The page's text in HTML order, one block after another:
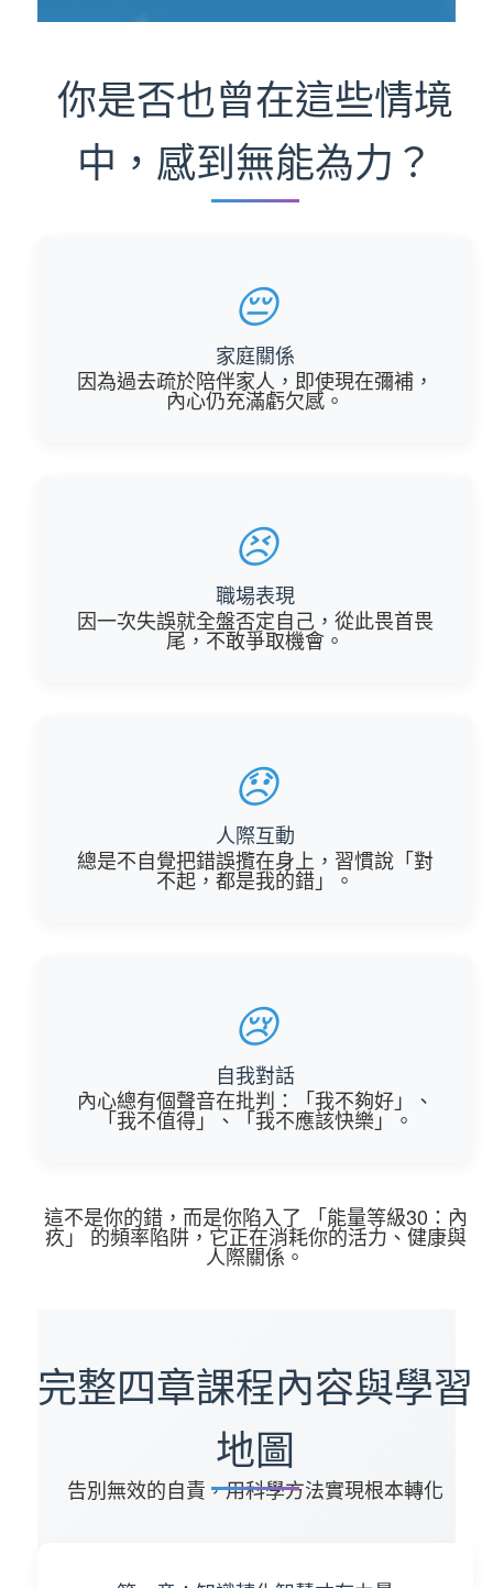
你是否也曾在這些情境
中，感到無能為力？
😔
家庭關係
因為過去疏於陪伴家人，即使現在彌補，
內心仍充滿虧欠感。
😣
職場表現
因一次失誤就全盤否定自己，從此畏首畏
尾，不敢爭取機會。
😞
人際互動
總是不自覺把錯誤攬在身上，習慣說「對
不起，都是我的錯」。
😢
自我對話
內心總有個聲音在批判：「我不夠好」、
「我不值得」、「我不應該快樂」。
這不是你的錯，而是你陷入了 「能量等級30：內
疚」的頻率陷阱，它正在消耗你的活力、健康與
人際關係。
完整四章課程內容與學習
地圖
告別無效的自責，用科學方法實現根本轉化